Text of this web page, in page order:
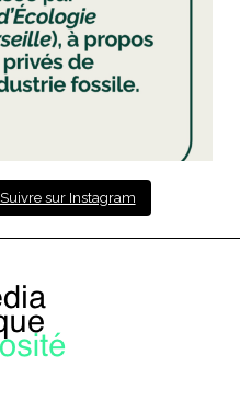
Suivre sur Instagram